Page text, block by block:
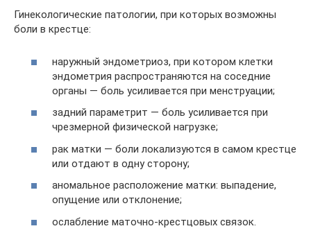
Гинекологические патологии, при которых возможны
боли в крестце:
наружный эндометриоз, при котором клетки
эндометрия распространяются на соседние
органы — боль усиливается при менструации;
задний параметрит — боль усиливается при
чрезмерной физической нагрузке;
рак матки — боли локализуются в самом крестце
или отдают в одну сторону;
аномальное расположение матки: выпадение,
опущение или отклонение;
ослабление маточно-крестцовых связок.